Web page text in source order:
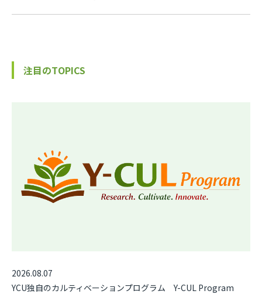
注目のTOPICS
2026.08.07
YCU独自のカルティベーションプログラム Y-CUL Program